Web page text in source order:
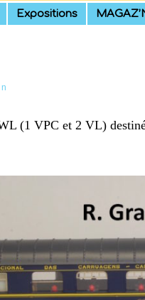
Expositions
(1 VPC et 2 VL)